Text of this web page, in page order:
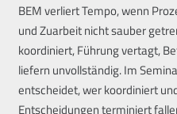
BEM verliert Tempo, wenn
und Zuarbeit nicht sauber
koordiniert, Führung vertagt,
liefern unvollständig. Im
entscheidet, wer koordiniert
Entscheidungen terminiert